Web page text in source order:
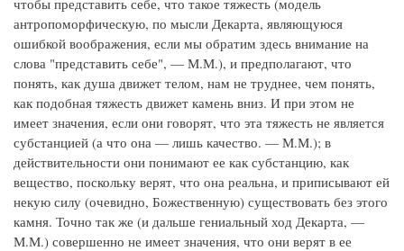
чтобы представить себе, что такое тяжесть (модель
антропоморфическую, по мысли Декарта, являющуюся
ошибкой воображения, если мы обратим здесь внимание на
слова "представить себе", — М.М.), и предполагают, что
понять, как душа движет телом, нам не труднее, чем понять,
как подобная тяжесть движет камень вниз. И при этом не
имеет значения, если они говорят, что эта тяжесть не является
субстанцией (а что она — лишь качество. — М.М.); в
действительности они понимают ее как субстанцию, как
вещество, поскольку верят, что она реальна, и приписывают ей
некую силу (очевидно, Божественную) существовать без этого
камня. Точно так же (и дальше гениальный ход Декарта, —
М.М.) совершенно не имеет значения, что они верят в ее